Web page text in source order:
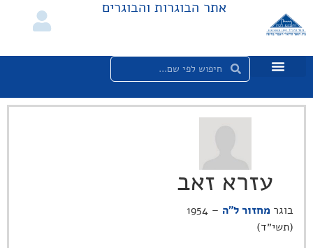
אתר הבוגרות והבוגרים
עזרא זאב
בוגר מחזור ל"ה
– 1954
(תשי״ד)